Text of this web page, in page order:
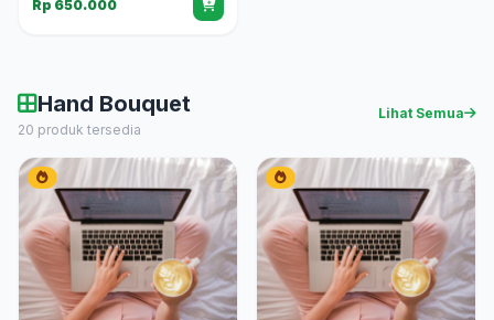
Rp 650.000
Hand Bouquet
20 produk tersedia
Lihat Semua